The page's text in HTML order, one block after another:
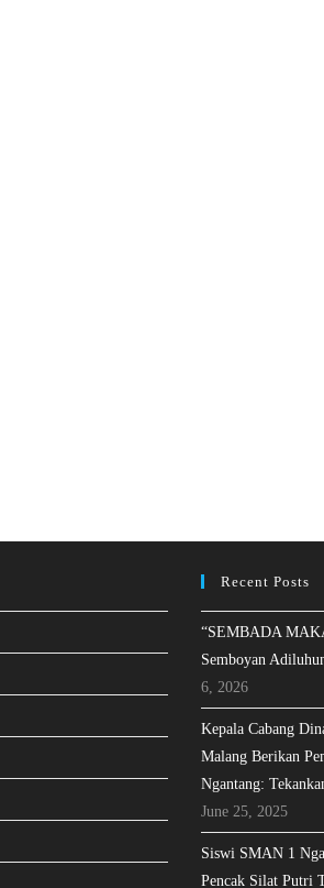
Recent Posts
“SEMBADA
Semboyan
6, 2026
Kepala Cabang
Malang Berikan
Ngantang:
June 25, 2025
Siswi SMAN 1
Pencak Silat Putri